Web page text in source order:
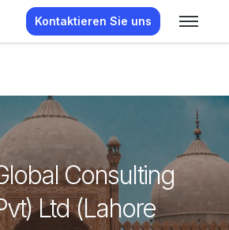
Kontaktieren Sie uns
Consulting
Ltd (Lahore